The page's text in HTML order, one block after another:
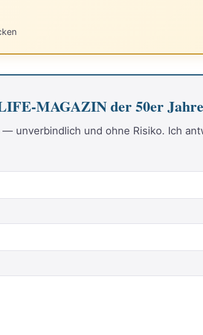
MAGAZIN der 50er Jahre
unverbindlich und ohne Risiko. Ich